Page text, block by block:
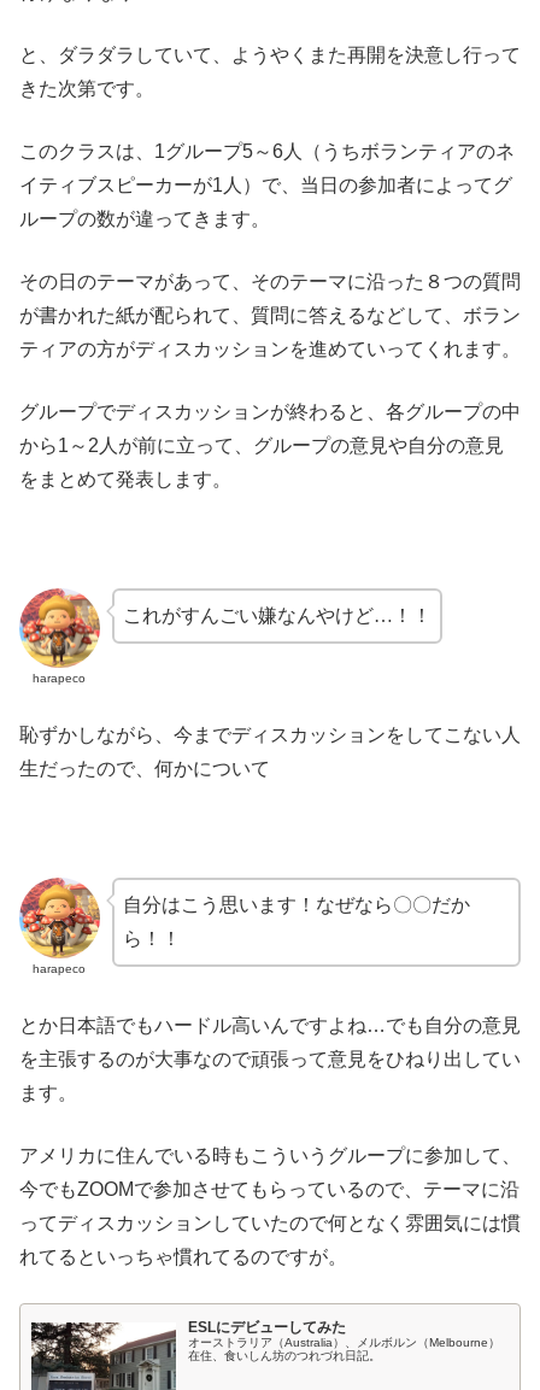
と、ダラダラしていて、ようやくまた再開を決意し行って
きた次第です。
このクラスは、1グループ5～6人（うちボランティアのネ
イティブスピーカーが1人）で、当日の参加者によってグ
ループの数が違ってきます。
その日のテーマがあって、そのテーマに沿った８つの質問
が書かれた紙が配られて、質問に答えるなどして、ボラン
ティアの方がディスカッションを進めていってくれます。
グループでディスカッションが終わると、各グループの中
から1～2人が前に立って、グループの意見や自分の意見
をまとめて発表します。
harapeco
これがすんごい嫌なんやけど…！！
恥ずかしながら、今までディスカッションをしてこない人
生だったので、何かについて
harapeco
自分はこう思います！なぜなら〇〇だか
ら！！
とか日本語でもハードル高いんですよね…でも自分の意見
を主張するのが大事なので頑張って意見をひねり出してい
ます。
アメリカに住んでいる時もこういうグループに参加して、
今でもZOOMで参加させてもらっているので、テーマに沿
ってディスカッションしていたので何となく雰囲気には慣
れてるといっちゃ慣れてるのですが。
ESLにデビューしてみた
オーストラリア（Australia）、メルボルン（Melbourne）
在住、食いしん坊のつれづれ日記。